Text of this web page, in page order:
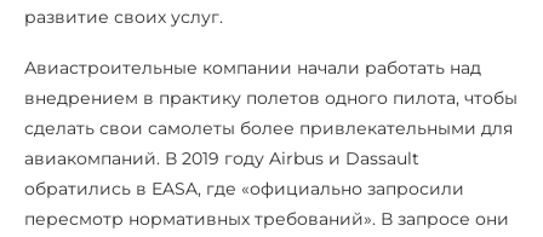
развитие своих услуг.
Авиастроительные компании начали работать над
внедрением в практику полетов одного пилота, чтобы
сделать свои самолеты более привлекательными для
авиакомпаний. В 2019 году Airbus и Dassault
обратились в EASA, где «официально запросили
пересмотр нормативных требований». В запросе они